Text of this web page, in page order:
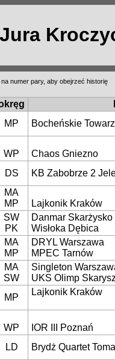
na numer pary, aby obejrzeć historię
MP Bocheńskie
WP
Chaos Gniezno
DS KB Zabobrze 2
MA
MP
Lajkonik Kraków
SW Danmar
PK
Wisłoka Dębica
MA DRYL Warszawa
MP
MPEC Tarnów
MA Singleton
SW
UKS Olimp
MP
Lajkonik Kraków
WP
IOR III Poznań
LD Brydż Quartet